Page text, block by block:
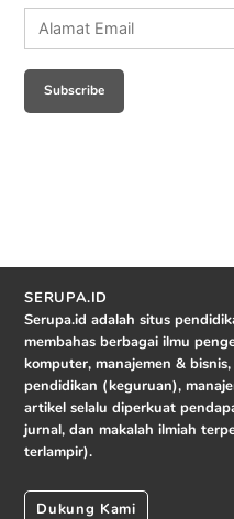
Alamat
Email
Subscribe
SERUPA.ID
Serupa.id adalah situs
membahas berbagai ilmu
komputer, manajemen &
pendidikan (keguruan),
artikel selalu diperkuat
jurnal, dan makalah ilmiah
terlampir).
Dukung Kami